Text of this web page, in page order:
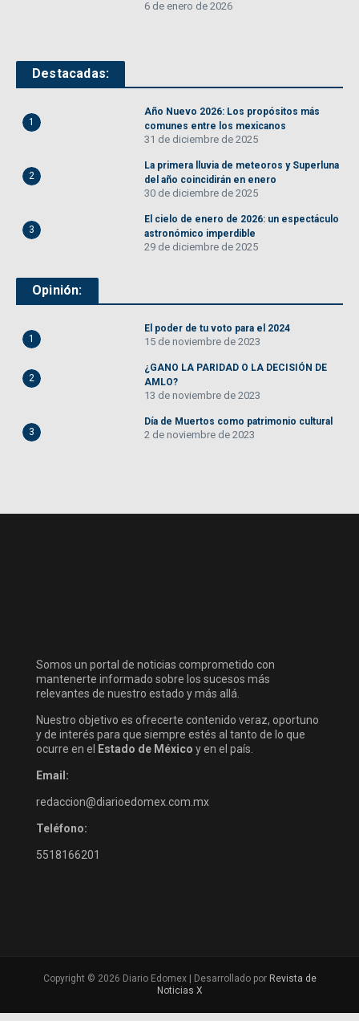
6 de enero de 2026
Destacadas:
1
Año Nuevo 2026: Los propósitos más
comunes entre los mexicanos
31 de diciembre de 2025
2
La primera lluvia de meteoros y Superluna
del año coincidirán en enero
30 de diciembre de 2025
3
El cielo de enero de 2026: un espectáculo
astronómico imperdible
29 de diciembre de 2025
Opinión:
1
El poder de tu voto para el 2024
15 de noviembre de 2023
2
¿GANO LA PARIDAD O LA DECISIÓN DE
AMLO?
13 de noviembre de 2023
3
Día de Muertos como patrimonio cultural
2 de noviembre de 2023
Somos un portal de noticias comprometido con
mantenerte informado sobre los sucesos más
relevantes de nuestro estado y más allá.
Nuestro objetivo es ofrecerte contenido veraz, oportuno
y de interés para que siempre estés al tanto de lo que
ocurre en el
Estado de México y en el país.
Email:
redaccion@diarioedomex.com.mx
Teléfono:
5518166201
Copyright © 2026 Diario Edomex | Desarrollado por Revista de
Noticias X